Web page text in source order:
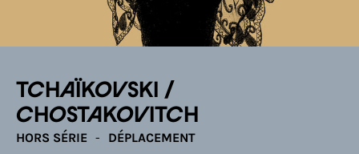
TCHAÏKOVSKI /
CHOSTAKOVITCH
HORS SÉRIE DÉPLACEMENT